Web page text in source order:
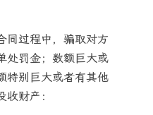
同过程中，骗取对方
处罚金；数额巨大或
特别巨大或者有其他
财产：